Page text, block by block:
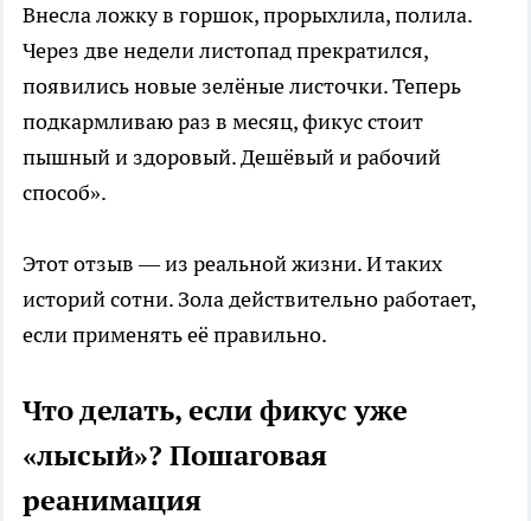
Внесла ложку в горшок, прорыхлила, полила.
Через две недели листопад прекратился,
появились новые зелёные листочки. Теперь
подкармливаю раз в месяц, фикус стоит
пышный и здоровый. Дешёвый и рабочий
способ».
Этот отзыв — из реальной жизни. И таких
историй сотни. Зола действительно работает,
если применять её правильно.
Что делать, если фикус уже
«лысый»? Пошаговая
реанимация